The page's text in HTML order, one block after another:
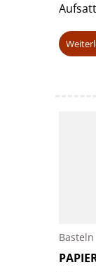
Basteln